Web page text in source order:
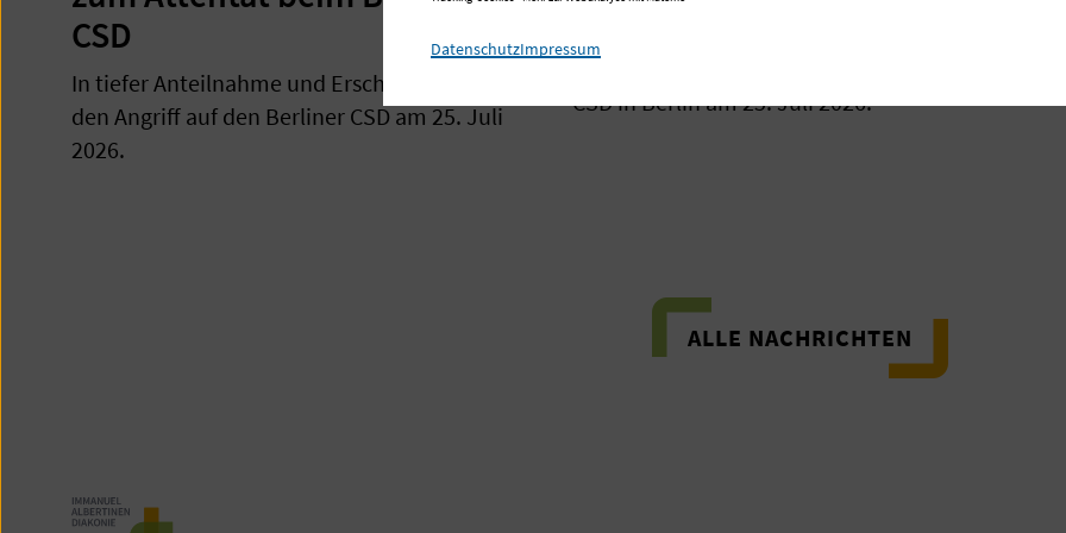
CSD
In tiefer Anteilnahme und Erschütterung über
den Angriff auf den Berliner CSD am 25. Juli
2026.
CSD in Berlin am 25. Juli 2026.
ALLE NACHRICHTEN
DatenschutzImpressum